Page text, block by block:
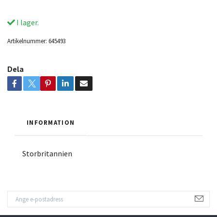
I lager.
Artikelnummer: 645493
Dela
INFORMATION
Storbritannien